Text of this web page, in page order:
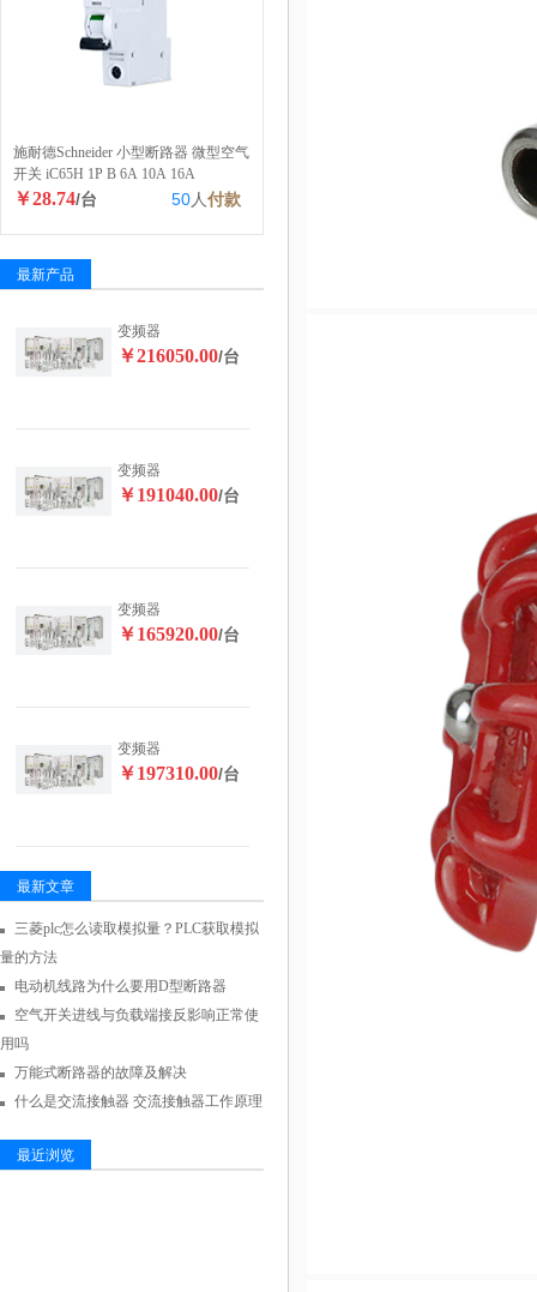
施耐德Schneider 小型断路器 微型空气
开关 iC65H 1P B 6A 10A 16A
￥28.74/台 50人付款
最新产品
变频器
￥216050.00/台
变频器
￥191040.00/台
变频器
￥165920.00/台
变频器
￥197310.00/台
最新文章
三菱plc怎么读取模拟量？PLC获取模拟
量的方法
电动机线路为什么要用D型断路器
空气开关进线与负载端接反影响正常使
用吗
万能式断路器的故障及解决
什么是交流接触器 交流接触器工作原理
最近浏览